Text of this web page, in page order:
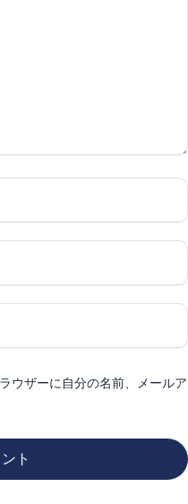
ウザーに自分の名前、メールア